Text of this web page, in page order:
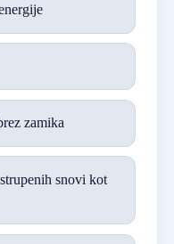
zamika
snovi kot